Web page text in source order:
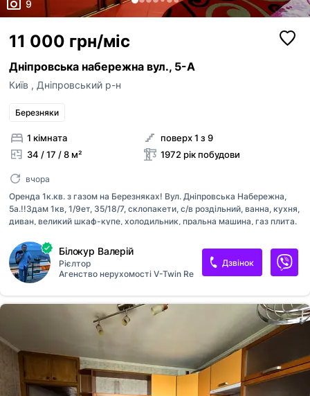
9
11 000 грн/міс
Дніпровська набережна вул., 5-А
Київ , Дніпровський р-н
Березняки
1 кімната
34 / 17 / 8 м²
поверх 1 з 9
1972 рік побудови
вчора
Оренда 1к.кв. з газом на Березняках! Вул. Дніпровська Набережна,
5а.!!Здам 1кв, 1/9ет, 35/18/7, склопакети, с/в роздільний, ванна, кухня,
диван, великий шкаф-купе, холодильник, пральна машина, газ плита.
через дорогу Дніпро з пляжем.Лічильники на воду, решітки на вікнах,
бронедв., тамбур на 3 квартири. Гарна транспортна розв'язка,
недалеко метро "Лівобережна" та "Осокорки". Для 1-2 людей, пари
без дітей та тварин. Оренда- 11000 грн.+ к.п. Перегляд по
домовленості !!
Білокур Валерій
Рієлтор
Агенство нерухомості V-Twin Realty
Дзвінок